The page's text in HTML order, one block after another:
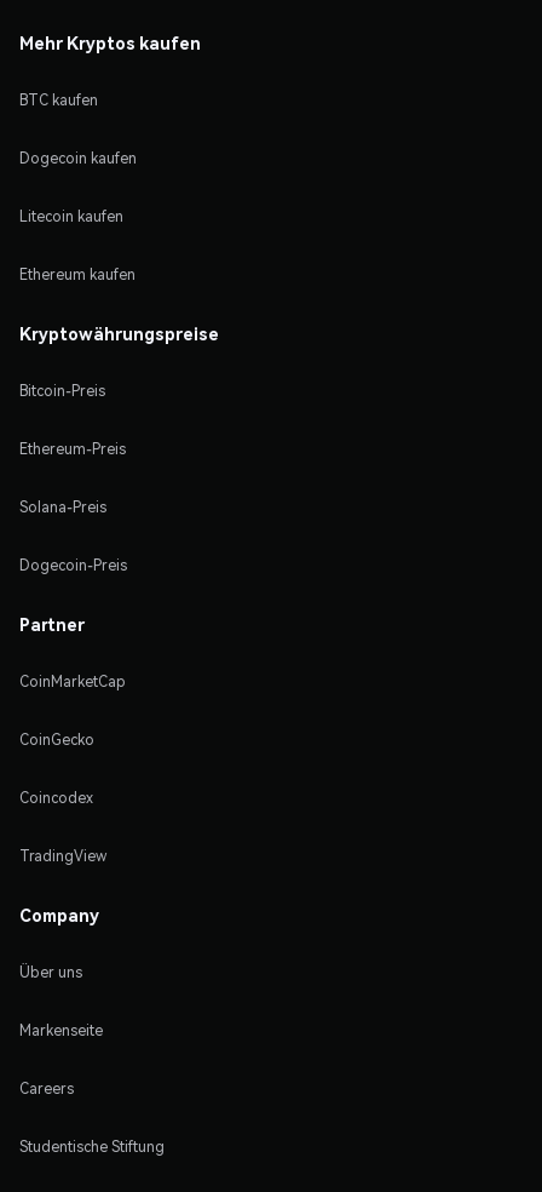
Mehr Kryptos kaufen
BTC kaufen
Dogecoin kaufen
Litecoin kaufen
Ethereum kaufen
Kryptowährungspreise
Bitcoin-Preis
Ethereum-Preis
Solana-Preis
Dogecoin-Preis
Partner
CoinMarketCap
CoinGecko
Coincodex
TradingView
Company
Über uns
Markenseite
Careers
Studentische Stiftung